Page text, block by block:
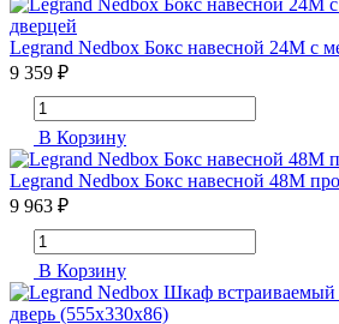
Legrand Nedbox Бокс навесной 24M с
9 359 ₽
В Корзину
Legrand Nedbox Бокс навесной 48М
9 963 ₽
В Корзину